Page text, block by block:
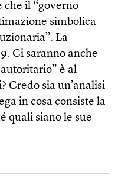
che il “governo
simbolica
La
Ci saranno anche
è al
Credo sia un’analisi
in cosa consiste la
quali siano le sue